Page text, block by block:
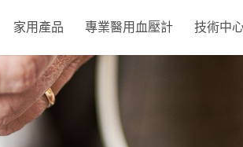
家用產品 專業醫用血壓計 技術中